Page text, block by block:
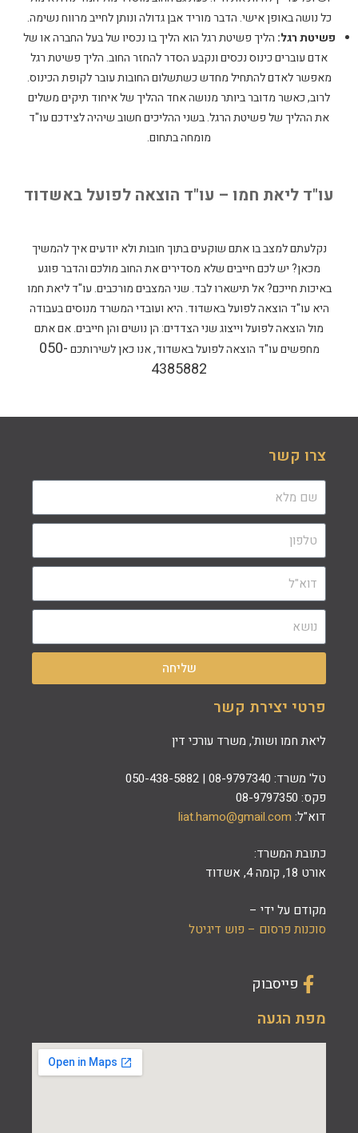
כל נושה באופן אישי. הדבר מוריד אבן גדולה ונותן לחייב מרווח נשימה.
פשיטת רגל: הליך פשיטת רגל הוא הליך בו נכסיו של בעל החברה או של
אדם עוברים כינוס נכסים ונקבע הסדר להחזר החוב. הליך פשיטת רגל
מאפשר לאדם להתחיל מחדש כשתשלום החובות עובר לקופת הכינוס.
לרוב, כאשר מדובר ביותר מנושה אחד ההליך של איחוד תיקים משלים
את ההליך של פשיטת הרגל. בשני ההליכים חשוב שיהיה לצידכם עו"ד
מומחה בתחום.
עו"ד ליאת חמו – עו"ד הוצאה לפועל באשדוד
נקלעתם למצב בו אתם שוקעים בתוך חובות ולא יודעים איך להמשיך
מכאן? יש לכם חייבים שלא מסדירים את החוב מולכם והדבר פוגע
באיכות חייכם? אל תישארו לבד. שני המצבים מורכבים. עו"ד ליאת חמו
היא עו"ד הוצאה לפועל באשדוד. היא ועובדי המשרד מנוסים בעבודה
מול הוצאה לפועל וייצוג שני הצדדים: הן נושים והן חייבים. אם אתם
מחפשים עו"ד הוצאה לפועל באשדוד, אנו כאן לשירותכם050-
4385882
צרו קשר
שליחה
פרטי יצירת קשר
ליאת חמו ושות', משרד עורכי דין
טל' משרד: 08-9797340 | 050-438-5882
פקס: 08-9797350
דוא"ל: liat.hamo@gmail.com
כתובת המשרד:
אורט 18, קומה 4, אשדוד
מקודם על ידי –
סוכנות פרסום – פוש דיגיטל
פייסבוק
מפת הגעה